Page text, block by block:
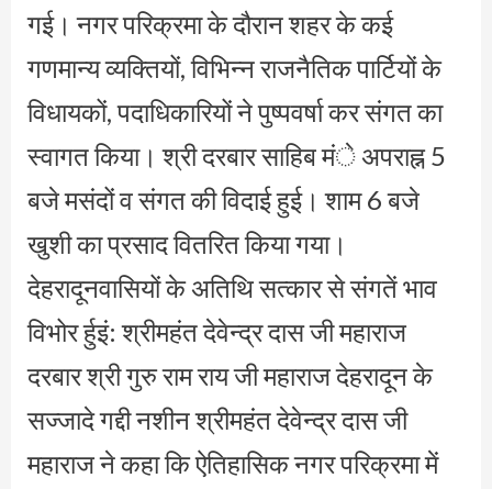
गई। नगर परिक्रमा के दौरान शहर के कई
गणमान्य व्यक्तियों, विभिन्न राजनैतिक पार्टियों के
विधायकों, पदाधिकारियों ने पुष्पवर्षा कर संगत का
स्वागत किया। श्री दरबार साहिब मंे अपराह्न 5
बजे मसंदों व संगत की विदाई हुई। शाम 6 बजे
खुशी का प्रसाद वितरित किया गया।
देहरादूनवासियों के अतिथि सत्कार से संगतें भाव
विभोर र्हुइं: श्रीमहंत देवेन्द्र दास जी महाराज
दरबार श्री गुरु राम राय जी महाराज देहरादून के
सज्जादे गद्दी नशीन श्रीमहंत देवेन्द्र दास जी
महाराज ने कहा कि ऐतिहासिक नगर परिक्रमा में